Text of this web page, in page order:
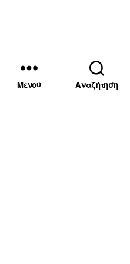
Μενού Αναζήτηση